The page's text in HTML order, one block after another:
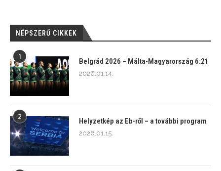
NÉPSZERŰ CIKKEK
1
Belgrád 2026 – Málta-Magyarország 6:21
2026.01.14.
2
Helyzetkép az Eb-ről – a további program
2026.01.15.